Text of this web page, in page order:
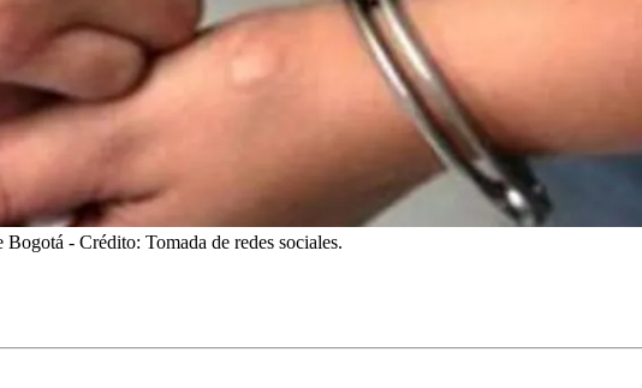
Bogotá - Crédito: Tomada de redes sociales.